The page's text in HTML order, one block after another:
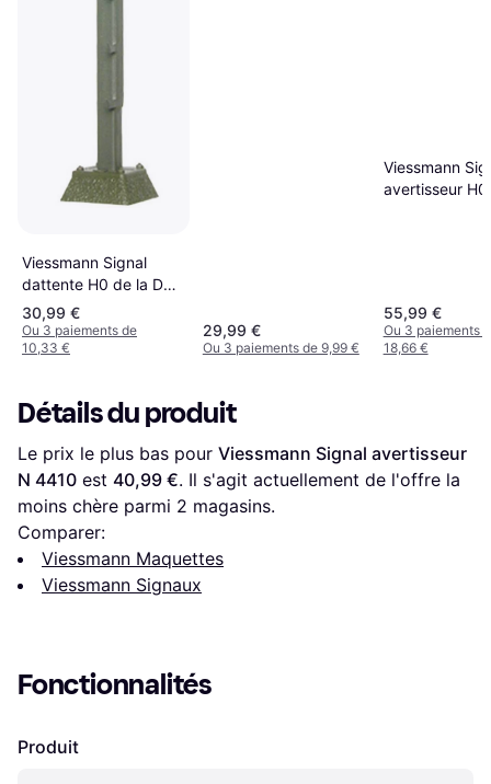
Viessmann Signal
dattente H0 de la DB
avec projecteur
30,99 €
Ou 3 paiements de
10,33 €
29,99 €
Ou 3 paiements de 9,99 €
Viessmann
avertisseur
55,99 €
Ou 3 paiements
18,66 €
Détails du produit
Le prix le plus bas pour Viessmann Signal avertisseur
N 4410 est 40,99 €. Il s'agit actuellement de l'offre la
moins chère parmi 2 magasins.
Comparer:
Viessmann Maquettes
Viessmann Signaux
Fonctionnalités
Produit